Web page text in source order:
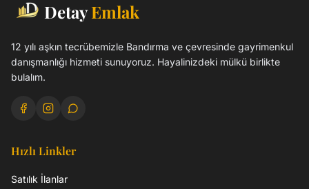
Detay Emlak
12 yılı aşkın tecrübemizle Bandırma ve çevresinde gayrimenkul
danışmanlığı hizmeti sunuyoruz. Hayalinizdeki mülkü birlikte
bulalım.
Hızlı Linkler
Satılık İlanlar